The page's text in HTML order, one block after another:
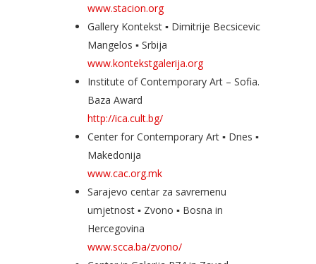
www.stacion.org
Gallery Kontekst ▪ Dimitrije Becsicevic
Mangelos ▪ Srbija
www.kontekstgalerija.org
Institute of Contemporary Art – Sofia.
Baza Award
http://ica.cult.bg/
Center for Contemporary Art ▪ Dnes ▪
Makedonija
www.cac.org.mk
Sarajevo centar za savremenu
umjetnost ▪ Zvono ▪ Bosna in
Hercegovina
www.scca.ba/zvono/